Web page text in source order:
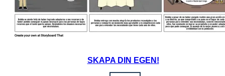
SKAPA DIN EGEN!